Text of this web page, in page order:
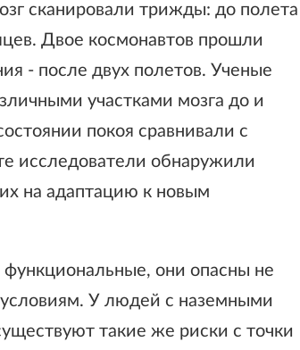
сканировали трижды: до полета
Двое космонавтов прошли
- после двух полетов. Ученые
участками мозга до и
покоя сравнивали с
исследователи обнаружили
на адаптацию к новым
они опасны не
У людей с наземными
такие же риски с точки